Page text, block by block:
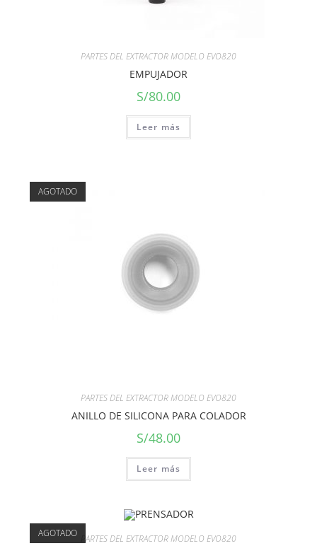
PARTES DEL EXTRACTOR MODELO EVO820
EMPUJADOR
S/80.00
Leer más
AGOTADO
PARTES DEL EXTRACTOR MODELO EVO820
ANILLO DE SILICONA PARA COLADOR
S/48.00
Leer más
AGOTADO PARTES DEL EXTRACTOR MODELO EVO820